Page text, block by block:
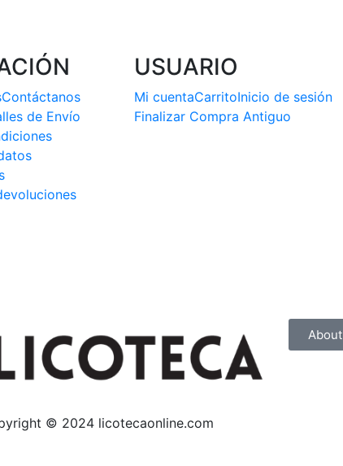
Contáctanos
de Envío
USUARIO
Mi cuentaCarritoInicio de sesión
Finalizar Compra Antiguo
© 2024 licotecaonline.com
About